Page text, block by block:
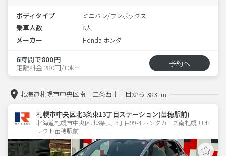
ボディタイプ ミニバン/ワンボックス
乗車人数 8人
メーカー Honda ホンダ
6時間で800円
距離料金 280円/10km 予約へ
北海道札幌市中央区南十二条西十丁目から 3831m
札幌市中央区北3条東13丁目ステーション(苗穂駅前)
北海道札幌市中央区北3条東13丁目99-4 ホンダカーズ南札幌 Ｕセ
レクト苗穂駅前